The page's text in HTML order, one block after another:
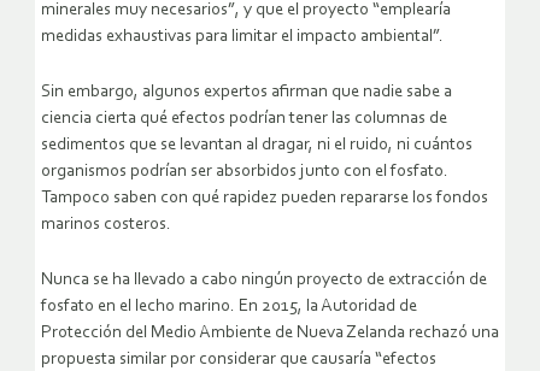
minerales muy necesarios”, y que el proyecto “emplearía
medidas exhaustivas para limitar el impacto ambiental”.
Sin embargo, algunos expertos afirman que nadie sabe a
ciencia cierta qué efectos podrían tener las columnas de
sedimentos que se levantan al dragar, ni el ruido, ni cuántos
organismos podrían ser absorbidos junto con el fosfato.
Tampoco saben con qué rapidez pueden repararse los fondos
marinos costeros.
Nunca se ha llevado a cabo ningún proyecto de extracción de
fosfato en el lecho marino. En 2015, la Autoridad de
Protección del Medio Ambiente de Nueva Zelanda rechazó una
propuesta similar por considerar que causaría “efectos